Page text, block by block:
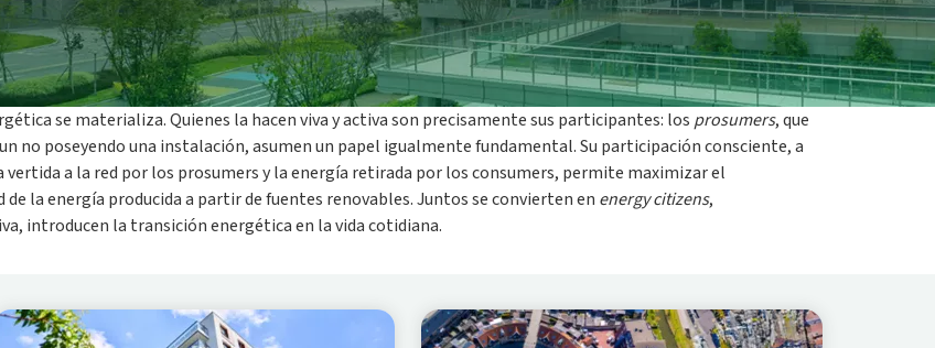
colectivo de energía renovable producida localmente, capaz de dar vida a un ecosistema
imaginarla como una red virtual de intercambio de energía que conecta edificios públicos y
instalaciones fotovoltaicas, la energía producida ya no es solo un recurso para quien la genera, sino
se materializa. Quienes la hacen viva y activa son precisamente sus participantes: los prosumers, que
no poseyendo una instalación, asumen un papel igualmente fundamental. Su participación consciente, a
a la red por los prosumers y la energía retirada por los consumers, permite maximizar el
la energía producida a partir de fuentes renovables. Juntos se convierten en energy citizens,
introducen la transición energética en la vida cotidiana.